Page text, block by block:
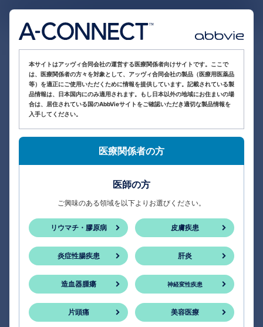
本サイトはアッヴィ合同会社の運営する医療関係者向けサイトです。ここで
は、医療関係者の方々を対象として、アッヴィ合同会社の製品（医療用医薬品
等）を適正にご使用いただくために情報を提供しています。記載されている製
品情報は、日本国内にのみ適用されます。もし日本以外の地域にお住まいの場
合は、居住されている国のAbbVieサイトをご確認いただき適切な製品情報を
入手してください。
医療関係者の方
医師の方
ご興味のある領域を以下よりお選びください。
リウマチ・膠原病 皮膚疾患
炎症性腸疾患 肝炎
造血器腫瘍 神経変性疾患
片頭痛 美容医療